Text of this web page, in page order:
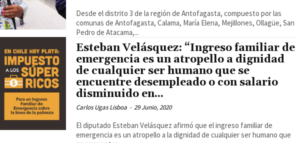
Desde el distrito 3 de la región de Antofagasta, compuesto por las
comunas de Antofagasta, Calama, María Elena, Mejillones, Ollagüe, San
Pedro de Atacama,...
Esteban Velásquez: “Ingreso familiar de
emergencia es un atropello a dignidad
de cualquier ser humano que se
encuentre desempleado o con salario
disminuido en...
Carlos Ugas Lisboa - 29 Junio, 2020
El diputado Esteban Velásquez afirmó que el ingreso familiar de
emergencia es un atropello a la dignidad de cualquier ser humano que